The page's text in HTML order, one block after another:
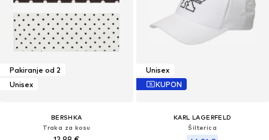
Pakiranje od 2
Unisex
BERSHKA
Traka za kosu
Unisex
KUPON
KARL LAGERFELD
Šilterica